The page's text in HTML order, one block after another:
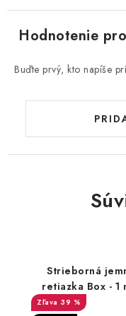
Hodnotenie
Buďte prvý, kto napíše
Strieborná
retiazka Box - 1
39 %